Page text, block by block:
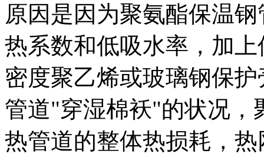
原因是因为聚氨酯保温
热系数和低吸水率，加
密度聚乙烯或玻璃钢保
管道"穿湿棉袄"的状况，
热管道的整体热损耗，